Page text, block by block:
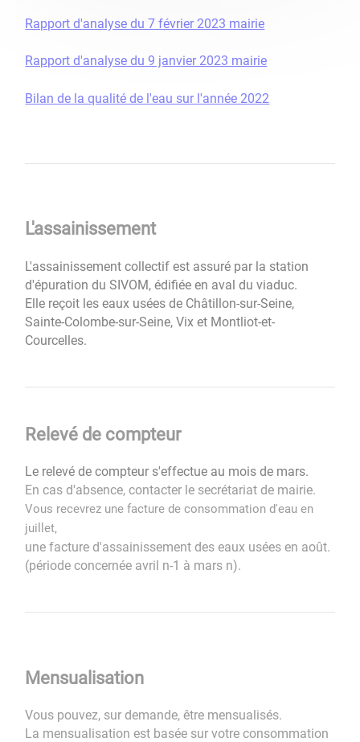
Rapport d'analyse du 7 février 2023 mairie
Rapport d'analyse du 9 janvier 2023 mairie
Bilan de la qualité de l'eau sur l'année 2022
L'assainissement
L'assainissement collectif est assuré par la station
d'épuration du SIVOM, édifiée en aval du viaduc.
Elle reçoit les eaux usées de Châtillon-sur-Seine,
Sainte-Colombe-sur-Seine, Vix et Montliot-et-
Courcelles.
Relevé de compteur
Le relevé de compteur s'effectue au mois de mars.
En cas d'absence, contacter le secrétariat de mairie.
Vous recevrez une facture de consommation d'eau en
juillet,
une facture d'assainissement des eaux usées en août.
(période concernée avril n-1 à mars n).
Mensualisation
Vous pouvez, sur demande, être mensualisés.
La mensualisation est basée sur votre consommation